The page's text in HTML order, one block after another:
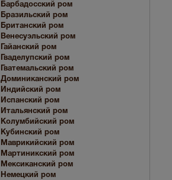
Барбадосский ром
Бразильский ром
Британский ром
Венесуэльский ром
Гайанский ром
Гваделупский ром
Гватемальский ром
Доминиканский ром
Индийский ром
Испанский ром
Итальянский ром
Колумбийский ром
Кубинский ром
Маврикийский ром
Мартиникский ром
Мексиканский ром
Немецкий ром